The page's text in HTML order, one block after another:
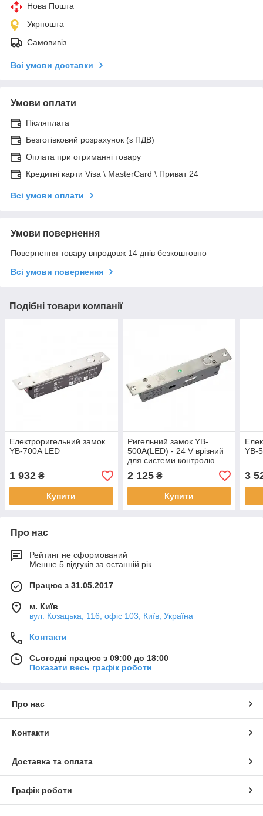
Нова Пошта
Укрпошта
Самовивіз
Всі умови доставки
Умови оплати
Післяплата
Безготівковий розрахунок (з ПДВ)
Оплата при отриманні товару
Кредитні карти Visa \ MasterCard \ Приват 24
Всі умови оплати
Умови повернення
Повернення товару впродовж 14 днів безкоштовно
Всі умови повернення
Подібні товари компанії
Електроригельний замок
YB-700A LED
1 932 ₴
Купити
Ригельний замок YB-
500A(LED) - 24 V врізний
для системи контролю
доступу
2 125₴
Купити
YB-
3
Про нас
Рейтинг не сформований
Менше 5 відгуків за останній рік
Працює з 31.05.2017
м. Київ
вул. Козацька, 116, офіс 103, Київ, Україна
Контакти
Сьогодні працює з 09:00 до 18:00
Показати весь графік роботи
Про нас
Контакти
Доставка та оплата
Графік роботи